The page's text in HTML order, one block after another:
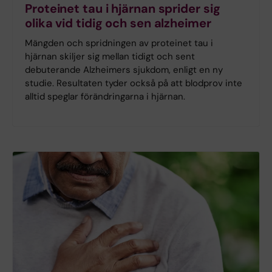
Proteinet tau i hjärnan sprider sig
olika vid tidig och sen alzheimer
Mängden och spridningen av proteinet tau i
hjärnan skiljer sig mellan tidigt och sent
debuterande Alzheimers sjukdom, enligt en ny
studie. Resultaten tyder också på att blodprov inte
alltid speglar förändringarna i hjärnan.